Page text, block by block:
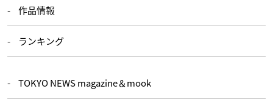
作品情報
ランキング
TOKYO NEWS magazine＆mook